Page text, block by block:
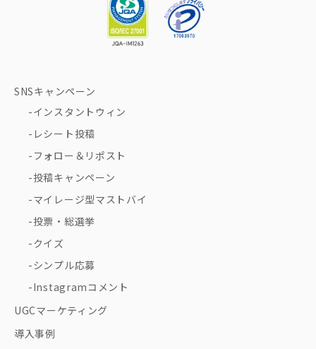
SNSキャンペーン
インスタントウィン
レシート投稿
フォロー＆リポスト
投稿キャンペーン
マイレージ型マストバイ
投票・総選挙
クイズ
シンプル応募
Instagramコメント
UGCマーケティング
導入事例